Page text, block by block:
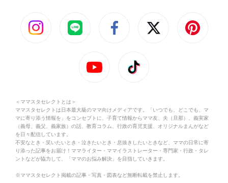
＜ママスタセレクトとは＞
ママスタセレクトは日本最大級のママ向けメディアです。「いつでも、どこでも、マ
マに寄り添う情報を」をコンセプトに、子育て情報からママ友、夫（旦那）、義実家
（義母、義父、義家族）の話、教育コラム、行政の育児支援、オリジナルまんがなど
を日々配信しています。
不安なとき・笑いたいとき・泣きたいとき・息抜きしたいときなど、ママの日常に寄
り添った記事をお届け！ママライター・ママイラストレーター・専門家・行政・タレ
ントなどが協力して、「ママのお悩み解決」を目指していきます。
※ママスタセレクト掲載の記事・写真・図表など無断転載を禁止します。